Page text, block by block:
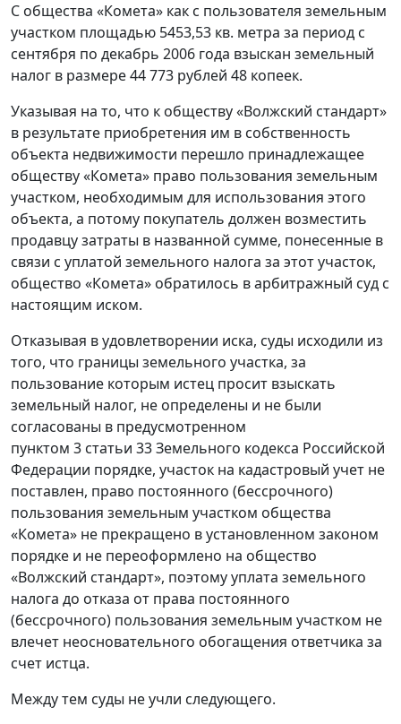
С общества «Комета» как с пользователя земельным
участком площадью 5453,53 кв. метра за период с
сентября по декабрь 2006 года взыскан земельный
налог в размере 44 773 рублей 48 копеек.
Указывая на то, что к обществу «Волжский стандарт»
в результате приобретения им в собственность
объекта недвижимости перешло принадлежащее
обществу «Комета» право пользования земельным
участком, необходимым для использования этого
объекта, а потому покупатель должен возместить
продавцу затраты в названной сумме, понесенные в
связи с уплатой земельного налога за этот участок,
общество «Комета» обратилось в арбитражный суд с
настоящим иском.
Отказывая в удовлетворении иска, суды исходили из
того, что границы земельного участка, за
пользование которым истец просит взыскать
земельный налог, не определены и не были
согласованы в предусмотренном
пунктом 3 статьи 33 Земельного кодекса Российской
Федерации порядке, участок на кадастровый учет не
поставлен, право постоянного (бессрочного)
пользования земельным участком общества
«Комета» не прекращено в установленном законом
порядке и не переоформлено на общество
«Волжский стандарт», поэтому уплата земельного
налога до отказа от права постоянного
(бессрочного) пользования земельным участком не
влечет неосновательного обогащения ответчика за
счет истца.
Между тем суды не учли следующего.